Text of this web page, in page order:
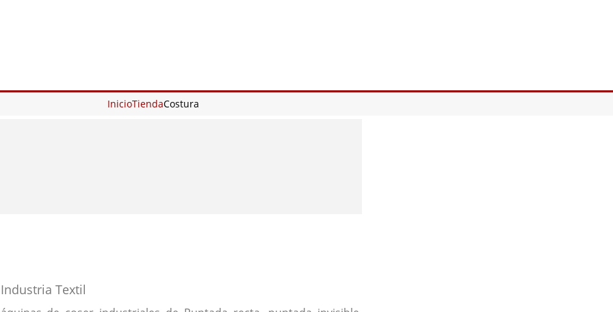
InicioTiendaCostura
Textil